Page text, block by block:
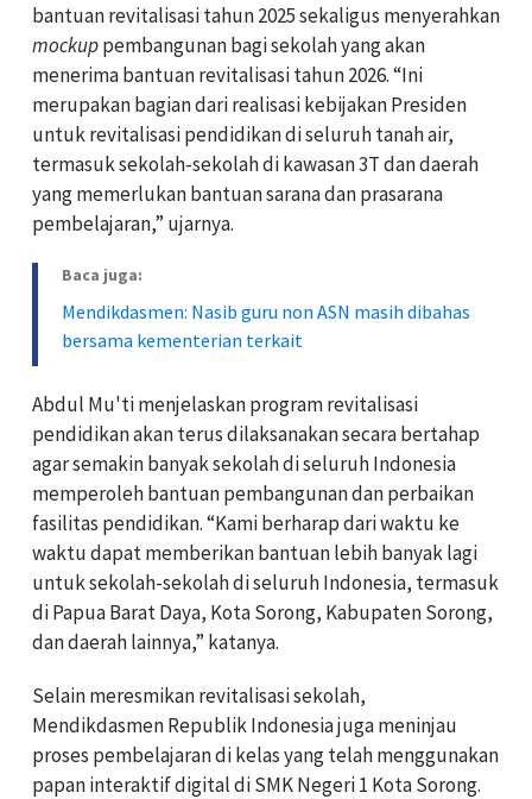
bantuan revitalisasi tahun 2025 sekaligus menyerahkan
mockuppembangunan bagi sekolah yang akan
menerima bantuan revitalisasi tahun 2026. “Ini
merupakan bagian dari realisasi kebijakan Presiden
untuk revitalisasi pendidikan di seluruh tanah air,
termasuk sekolah-sekolah di kawasan 3T dan daerah
yang memerlukan bantuan sarana dan prasarana
pembelajaran,” ujarnya.
Baca juga:
Mendikdasmen: Nasib guru non ASN masih dibahas
bersama kementerian terkait
Abdul Mu'ti menjelaskan program revitalisasi
pendidikan akan terus dilaksanakan secara bertahap
agar semakin banyak sekolah di seluruh Indonesia
memperoleh bantuan pembangunan dan perbaikan
fasilitas pendidikan. “Kami berharap dari waktu ke
waktu dapat memberikan bantuan lebih banyak lagi
untuk sekolah-sekolah di seluruh Indonesia, termasuk
di Papua Barat Daya, Kota Sorong, Kabupaten Sorong,
dan daerah lainnya,” katanya.
Selain meresmikan revitalisasi sekolah,
Mendikdasmen Republik Indonesia juga meninjau
proses pembelajaran di kelas yang telah menggunakan
papan interaktif digital di SMK Negeri 1 Kota Sorong.